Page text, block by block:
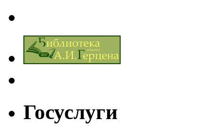
Госуслуги